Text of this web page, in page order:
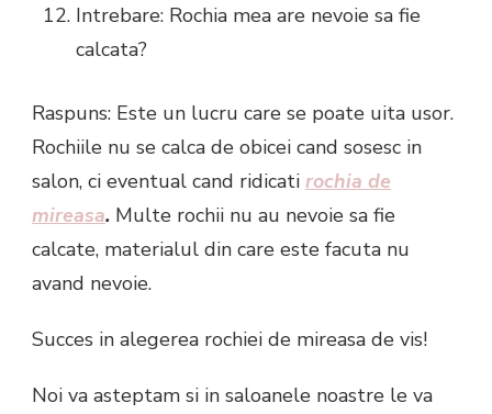
Intrebare: Rochia mea are nevoie sa fie
calcata?
Raspuns: Este un lucru care se poate uita usor.
Rochiile nu se calca de obicei cand sosesc in
salon, ci eventual cand ridicati rochia de
mireasa. Multe rochii nu au nevoie sa fie
calcate, materialul din care este facuta nu
avand nevoie.
Succes in alegerea rochiei de mireasa de vis!
Noi va asteptam si in saloanele noastre le va